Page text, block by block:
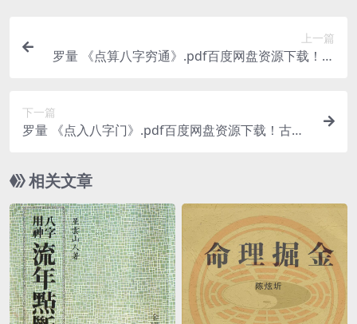
上一篇
罗量 《点算八字穷通》.pdf百度网盘资源下载！古
下一篇
罗量 《点入八字门》.pdf百度网盘资源下载！古籍
相关文章